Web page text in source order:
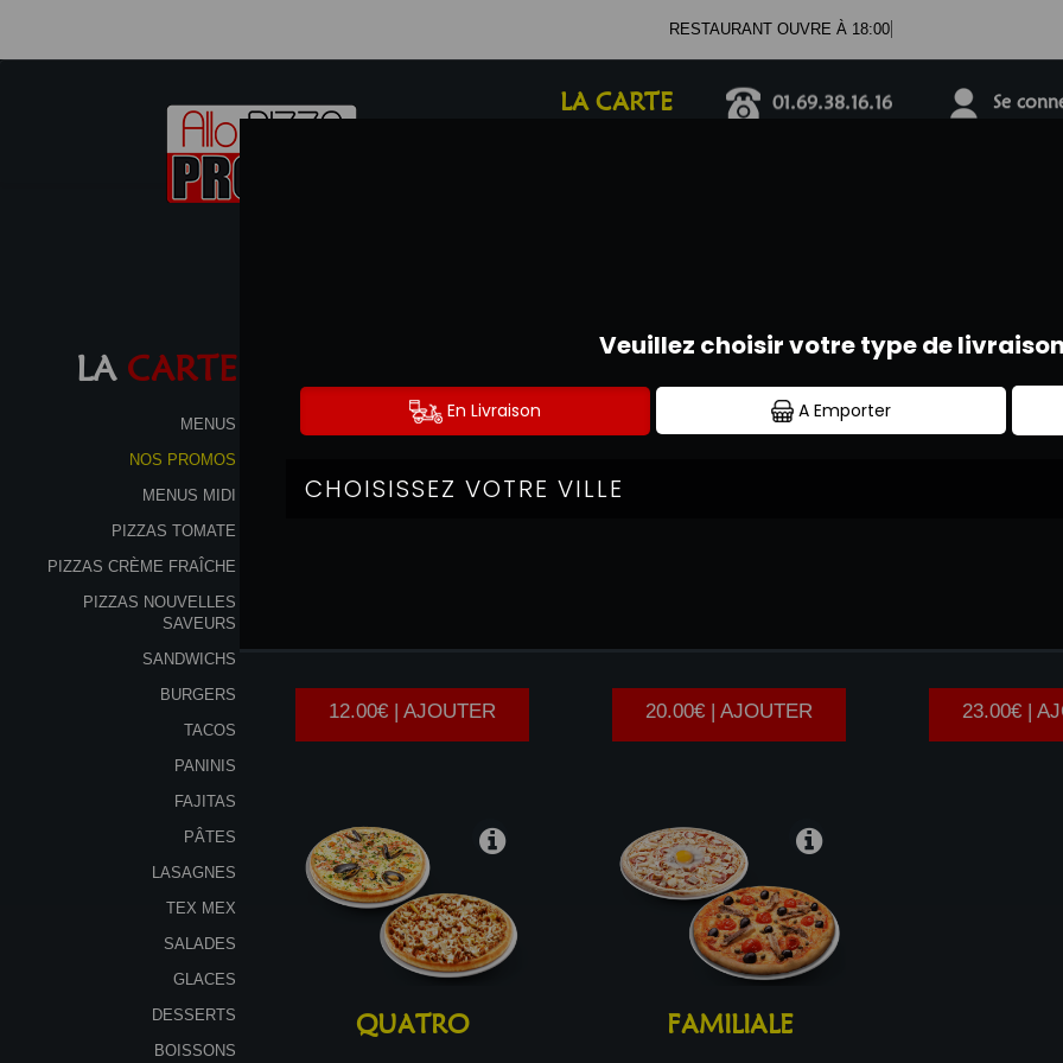
RESTAURANT OUVRE À 18:00
LA CARTE 01.69.38.16.16 Se
LA CARTE
MENUS
MENUS MIDI
PIZZAS TOMATE
PIZZAS CRÈME FRAÎCHE
PIZZAS NOUVELLES
SAVEURS
SANDWICHS
BURGERS
TACOS
PANINIS
FAJITAS
PÂTES
LASAGNES
TEX MEX
SALADES
GLACES
DESSERTS
BOISSONS
MENUS
12.00€ | AJOUTER 20.00€ | AJOUTER 23.00€ |
QUATRO FAMILIALE